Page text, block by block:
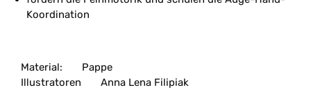
Koordination
Material:
Pappe
Illustratoren
Anna Lena Filipiak